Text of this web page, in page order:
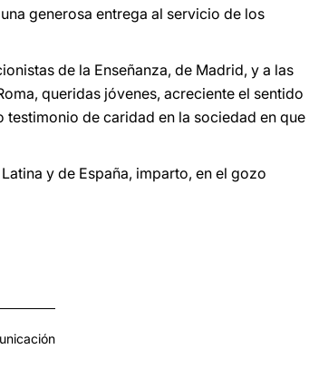
generosa entrega al servicio de los
de la Enseñanza, de Madrid, y a las
queridas jóvenes, acreciente el sentido
de caridad en la sociedad en que
y de España, imparto, en el gozo